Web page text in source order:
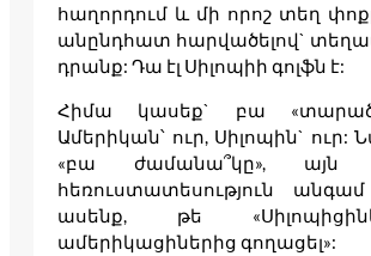
հաղորդում և մի որոշ տեղ
անընդհատ հարվածելով`
դրանք: Դա էլ Սիլոպիի գոլֆն է:
Հիմա կասեք` բա
Ամերիկան՝ ուր, Սիլոպին` ուր:
«բա ժամանա՞կը», այն
հեռուստատեսություն
ասենք, թե
ամերիկացիներից գողացել»: